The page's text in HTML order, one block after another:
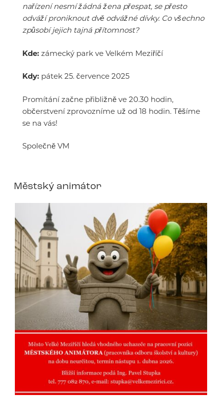
nařízení nesmí žádná žena přespat, se přesto
odváží proniknout dvě odvážné dívky. Co všechno
způsobí jejich tajná přítomnost?
Kde: zámecký park ve Velkém Meziříčí
Kdy: pátek 25. července 2025
Promítání začne přibližně ve 20.30 hodin,
občerstvení zprovozníme už od 18 hodin. Těšíme
se na vás!
Společně VM
Městský animátor